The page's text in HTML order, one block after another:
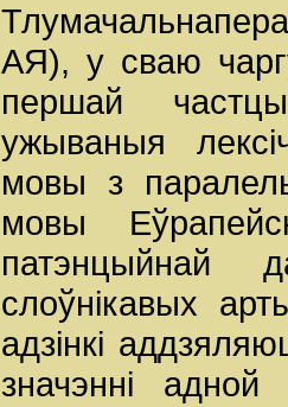
АЯ), у сваю
першай
ужываныя
мовы з
мовы
патэнцыйнай
слоўнікавых
адзінкі
значэнні